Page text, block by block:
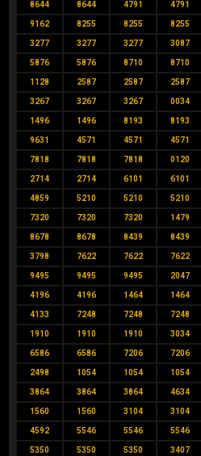
8644 8644 4791 4791
9162 8255 8255 8255
3277 3277 3277 3087
5876 5876 8710 8710
1128 2587 2587 2587
3267 3267 3267 0034
1496 1496 8193 8193
9631 4571 4571 4571
7818 7818 7818 0120
2714 2714 6101 6101
4859 5210 5210 5210
7320 7320 7320 1479
8678 8678 8439 8439
3798 7622 7622 7622
9495 9495 9495 2047
4196 4196 1464 1464
4133 7248 7248 7248
1910 1910 1910 3034
6586 6586 7206 7206
2498 1054 1054 1054
3864 3864 3864 4634
1560 1560 3104 3104
4592 5546 5546 5546
5350 5350 5350 3407